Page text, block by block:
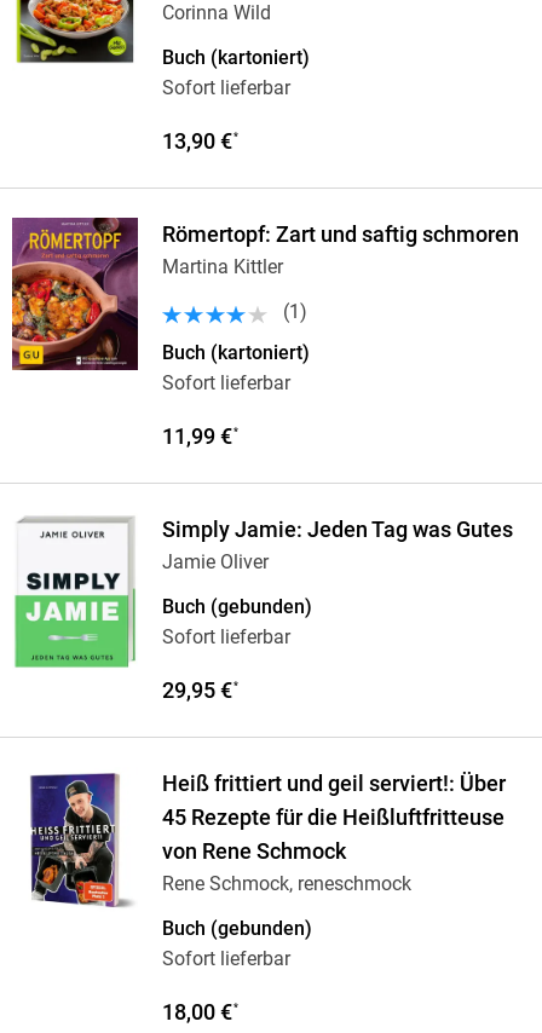
Corinna Wild
Buch (kartoniert)
Sofort lieferbar
13,90 €*
Römertopf: Zart und saftig schmoren
Martina Kittler
(1 )
Buch (kartoniert)
Sofort lieferbar
11,99 €*
Simply Jamie: Jeden Tag was Gutes
Jamie Oliver
Buch (gebunden)
Sofort lieferbar
29,95 €*
Heiß frittiert und geil serviert!: Über
45 Rezepte für die Heißluftfritteuse
von Rene Schmock
Rene Schmock, reneschmock
Buch (gebunden)
Sofort lieferbar
18,00 €*